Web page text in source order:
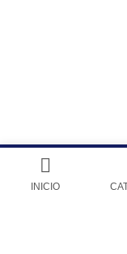
Venta de Cytotec
POLITICA DE
INICIO